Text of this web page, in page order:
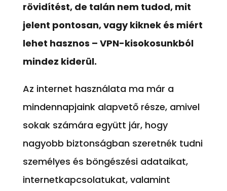
rövidítést, de talán nem tudod, mit
jelent pontosan, vagy kiknek és miért
lehet hasznos – VPN-kisokosunkból
mindez kiderül.
Az internet használata ma már a
mindennapjaink alapvető része, amivel
sokak számára együtt jár, hogy
nagyobb biztonságban szeretnék tudni
személyes és böngészési adataikat,
internetkapcsolatukat, valamint